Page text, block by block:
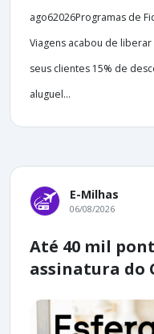
ago62026Programas de
Viagens acabou de
seus clientes 15% de
aluguel...
E-Milhas
06/08/2026
Até 40 mil
assinatura do